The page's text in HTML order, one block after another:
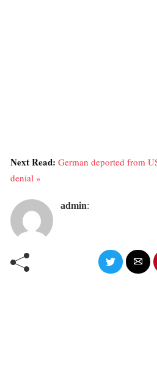
Next Read: German deported from
denial »
admin: